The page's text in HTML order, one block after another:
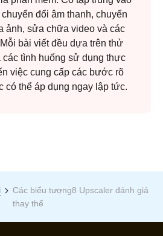
đổi âm thanh, chuyển
ảnh, sửa chữa video và các
bài viết đều dựa trên thử
các tình huống sử dụng thực
việc cung cấp các bước rõ
có thể áp dụng ngay lập tức.
Các biểu tượng8 Upscaler đánh giá
thay thế